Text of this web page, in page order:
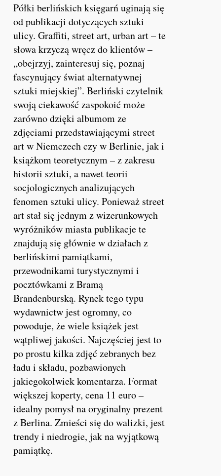
Półki berlińskich księgarń uginają się
od publikacji dotyczących sztuki
ulicy. Graffiti, street art, urban art – te
słowa krzyczą wręcz do klientów –
„obejrzyj, zainteresuj się, poznaj
fascynujący świat alternatywnej
sztuki miejskiej”. Berliński czytelnik
swoją ciekawość zaspokoić może
zarówno dzięki albumom ze
zdjęciami przedstawiającymi street
art w Niemczech czy w Berlinie, jak i
książkom teoretycznym – z zakresu
historii sztuki, a nawet teorii
socjologicznych analizujących
fenomen sztuki ulicy. Ponieważ street
art stał się jednym z wizerunkowych
wyróżników miasta publikacje te
znajdują się głównie w działach z
berlińskimi pamiątkami,
przewodnikami turystycznymi i
pocztówkami z Bramą
Brandenburską. Rynek tego typu
wydawnictw jest ogromny, co
powoduje, że wiele książek jest
wątpliwej jakości. Najczęściej jest to
po prostu kilka zdjęć zebranych bez
ładu i składu, pozbawionych
jakiegokolwiek komentarza. Format
większej koperty, cena 11 euro –
idealny pomysł na oryginalny prezent
z Berlina. Zmieści się do walizki, jest
trendy i niedrogie, jak na wyjątkową
pamiątkę.